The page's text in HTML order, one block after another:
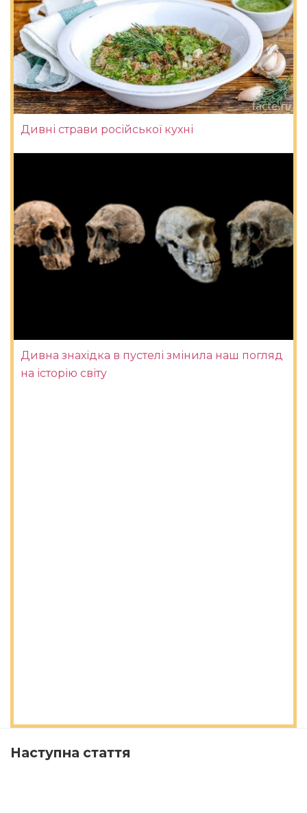
Дивні страви російської кухні
Дивна знахідка в пустелі змінила наш погляд
на історію світу
Наступна стаття